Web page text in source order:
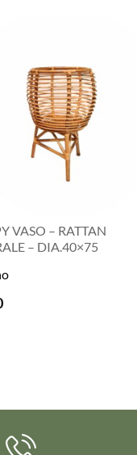
VASO – RATTAN
– DIA.40×75